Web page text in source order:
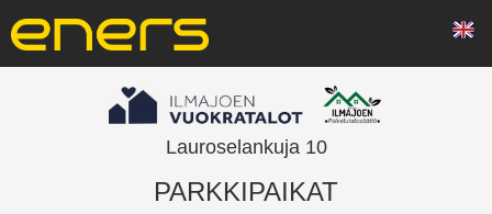
Lauroselankuja 10
PARKKIPAIKAT